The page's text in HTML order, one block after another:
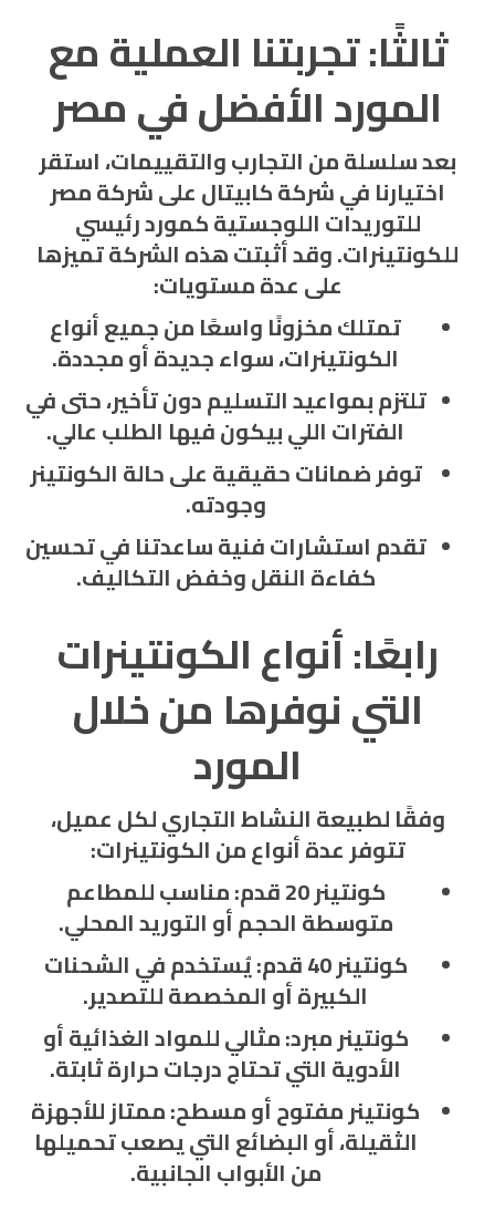
ثالثًا: تجربتنا العملية مع
المورد الأفضل في مصر
بعد سلسلة من التجارب والتقييمات، استقر
اختيارنا في شركة كابيتال علىشركة مصر
للتوريدات اللوجستيةكمورد رئيسي
للكونتينرات. وقد أثبتت هذه الشركة تميزها
على عدة مستويات:
تمتلك مخزونًا واسعًا من جميع أنواع
الكونتينرات، سواء جديدة أو مجددة.
تلتزم بمواعيد التسليم دون تأخير، حتى في
الفترات اللي بيكون فيها الطلب عالي.
توفر ضمانات حقيقية على حالة الكونتينر
وجودته.
تقدم استشارات فنية ساعدتنا في تحسين
كفاءة النقل وخفض التكاليف.
رابعًا: أنواع الكونتينرات
التي نوفرها من خلال
المورد
وفقًا لطبيعة النشاط التجاري لكل عميل،
تتوفر عدة أنواع من الكونتينرات:
كونتينر 20 قدم
: مناسب للمطاعم
متوسطة الحجم أو التوريد المحلي.
كونتينر 40 قدم
: يُستخدم في الشحنات
الكبيرة أو المخصصة للتصدير.
كونتينر مبرد: مثالي للمواد الغذائية أو
الأدوية التي تحتاج درجات حرارة ثابتة.
كونتينر مفتوح أو مسطح: ممتاز للأجهزة
الثقيلة، أو البضائع التي يصعب تحميلها
من الأبواب الجانبية.